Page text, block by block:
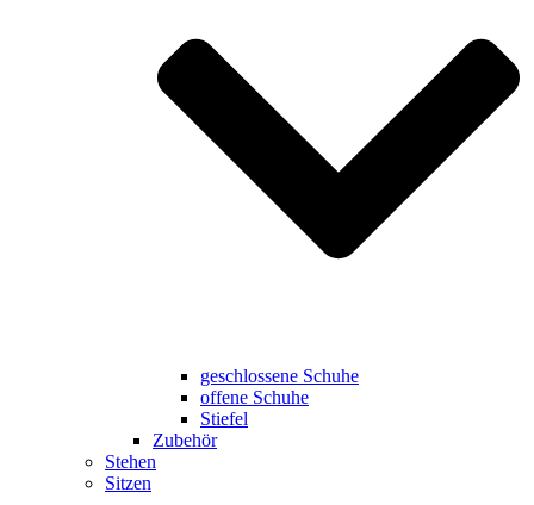
geschlossene Schuhe
offene Schuhe
Stiefel
Zubehör
Stehen
Sitzen